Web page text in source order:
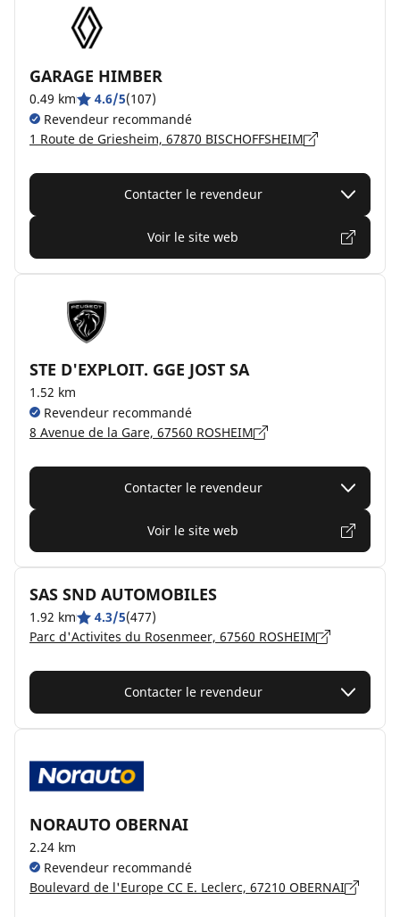
GARAGE HIMBER
0.49 km 4.6/5(107)
Revendeur recommandé
1 Route de Griesheim, 67870 BISCHOFFSHEIM
Contacter le revendeur
Voir le site web
STE D'EXPLOIT. GGE JOST SA
1.52 km
Revendeur recommandé
8 Avenue de la Gare, 67560 ROSHEIM
Contacter le revendeur
Voir le site web
SAS SND AUTOMOBILES
1.92 km 4.3/5(477)
Parc d'Activites du Rosenmeer, 67560 ROSHEIM
Contacter le revendeur
NORAUTO OBERNAI
2.24 km
Revendeur recommandé
Boulevard de l'Europe CC E. Leclerc, 67210 OBERNAI